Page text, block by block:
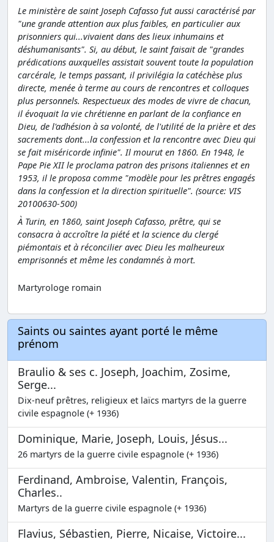
Le ministère de saint Joseph Cafasso fut aussi caractérisé par
"une grande attention aux plus faibles, en particulier aux
prisonniers qui...vivaient dans des lieux inhumains et
déshumanisants". Si, au début, le saint faisait de "grandes
prédications auxquelles assistait souvent toute la population
carcérale, le temps passant, il privilégia la catéchèse plus
directe, menée à terme au cours de rencontres et colloques
plus personnels. Respectueux des modes de vivre de chacun,
il évoquait la vie chrétienne en parlant de la confiance en
Dieu, de l'adhésion à sa volonté, de l'utilité de la prière et des
sacrements dont...la confession et la rencontre avec Dieu qui
se fait miséricorde infinie". Il mourut en 1860. En 1948, le
Pape Pie XII le proclama patron des prisons italiennes et en
1953, il le proposa comme "modèle pour les prêtres engagés
dans la confession et la direction spirituelle". (source: VIS
20100630-500)
À Turin, en 1860, saint Joseph Cafasso, prêtre, qui se
consacra à accroître la piété et la science du clergé
piémontais et à réconcilier avec Dieu les malheureux
emprisonnés et même les condamnés à mort.
Martyrologe romain
Saints ou saintes ayant porté le même
prénom
Braulio & ses c. Joseph, Joachim, Zosime,
Serge...
Dix-neuf prêtres, religieux et laïcs martyrs de la guerre
civile espagnole (+ 1936)
Dominique, Marie, Joseph, Louis, Jésus...
26 martyrs de la guerre civile espagnole (+ 1936)
Ferdinand, Ambroise, Valentin, François,
Charles..
Martyrs de la guerre civile espagnole (+ 1936)
Flavius, Sébastien, Pierre, Nicaise, Victoire...